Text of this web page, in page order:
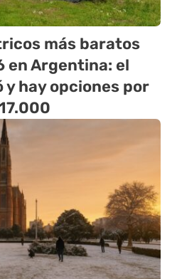
más baratos
en Argentina: el
hay opciones por